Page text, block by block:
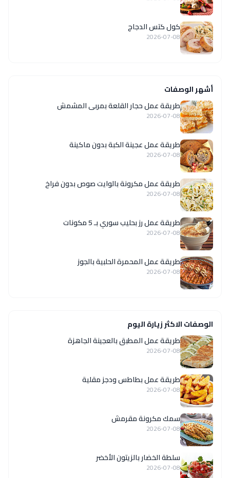
كول كتس الدجاج
2026-07-08
أشهر الوصفات
طريقة عمل حجار القلعة بمربى المشمش
2026-07-08
طريقة عمل عجينة الكبة بدون ماكينة
2026-07-08
طريقة عمل مكرونة بالوايت صوص بدون فراخ
2026-07-08
طريقة عمل رز بحليب سوري بـ 5 مكونات
2026-07-08
طريقة عمل المحمرة الحلبية بالجوز
2026-07-08
الوصفات الاكثر زيارة اليوم
طريقة عمل المطبق بالعجينة الجاهزة
2026-07-08
طريقة عمل بطاطس ودجز مقلية
2026-07-08
سمك مكرونة مقرمش
2026-07-08
سلطة الخضار بالزيتون الأخضر
2026-07-08